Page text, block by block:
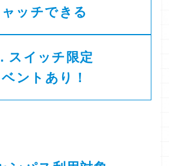
ッチできる
スイッチ限定
ントあり！